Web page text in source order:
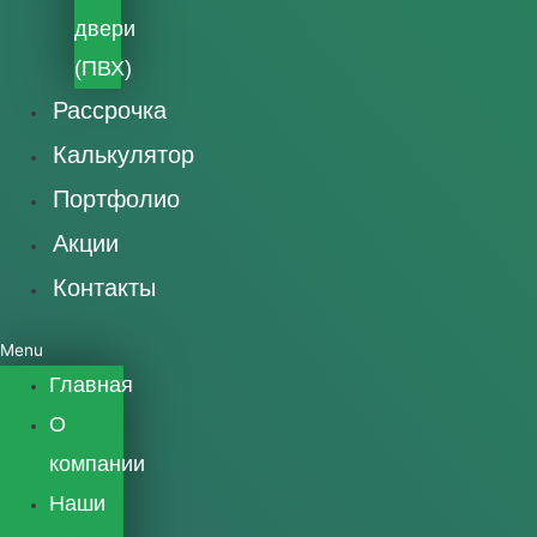
двери
(ПВХ)
Рассрочка
Калькулятор
Портфолио
Акции
Контакты
Menu
Главная
О
компании
Наши